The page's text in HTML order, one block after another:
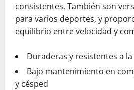
consistentes. También son
para varios deportes, y
equilibrio entre velocidad y
Duraderas y resistentes a
Bajo mantenimiento en
y césped